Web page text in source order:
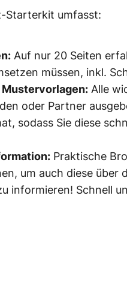
Starterkit umfasst:
Auf nur 20 Seiten
müssen, inkl.
Mustervorlagen: Alle
oder Partner
sodass Sie diese
Praktische
um auch diese über
informieren! Schnell